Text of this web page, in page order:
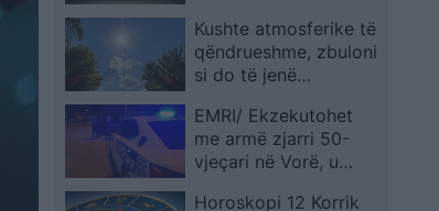
nga pastrimi i parave
Kushte atmosferike të
qëndrueshme, zbuloni
si do të jenë
EMRI/ Ekzekutohet
me armë zjarri 50-
vjeçari në Vorë, u
Horoskopi 12 Korrik